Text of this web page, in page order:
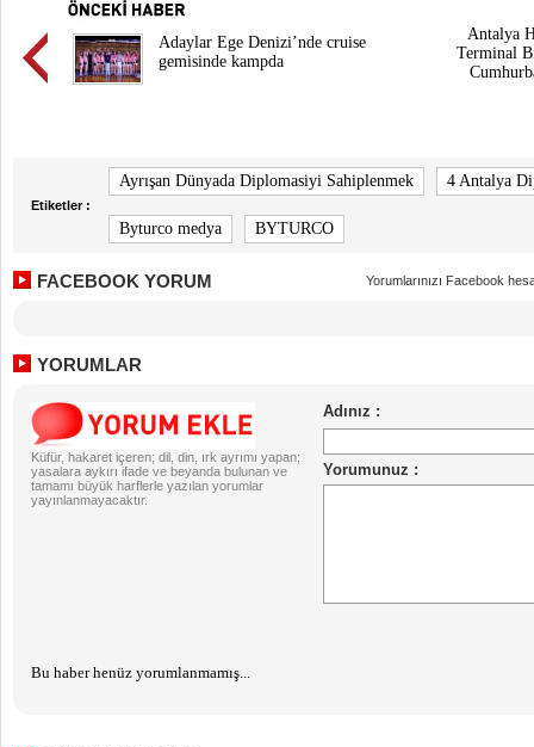
Adaylar Ege Denizi’nde cruise
gemisinde kampda
Antalya
Terminal
Etiketler :
Ayrışan Dünyada Diplomasiyi Sahiplenmek 4 Antalya
Byturco medya BYTURCO
FACEBOOK YORUM Yorumlarınızı Facebook
YORUMLAR
Küfür, hakaret içeren; dil, din, ırk ayrımı yapan;
yasalara aykırı ifade ve beyanda bulunan ve
tamamı büyük harflerle yazılan yorumlar
yayınlanmayacaktır.
Bu haber henüz yorumlanmamış...